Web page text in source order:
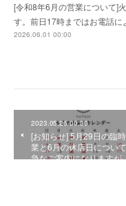
[令和8年6月の営業について]
す。前日17時まではお電話
2026.06.01 00:00
2023.05.26 00:30
[お知らせ] 5月29日の臨
業と6月の休店日について
急なご案内になります